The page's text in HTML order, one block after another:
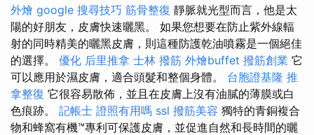
外燴 google 搜尋技巧 筋骨整復 靜脈就光型而言，他是太
陽的好朋友，皮膚快速曬黑。 如果您想要在防止紫外線輻
射的同時精美的曬黑皮膚，則這種防護乾油噴霧是一個絕佳
的選擇。 優化 后里推拿 士林 撥筋 外燴buffet 撥筋創業 它
可以應用於濕皮膚，適合頭髮和整個身體。 台胞證基隆 推
拿整復 它很容易散佈，並且在皮膚上沒有油膩的薄膜或白
色痕跡。 記帳士 證照有用嗎 ssl 撥筋美容 獨特的青銅複合
物和蜂窩有機™專利可保護皮膚，並促進自然和長時間的曬